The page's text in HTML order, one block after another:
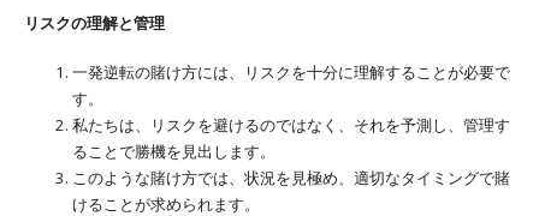
リスクの理解と管理
一発逆転の賭け方には、リスクを十分に理解することが必要で
す。
私たちは、リスクを避けるのではなく、それを予測し、管理す
ることで勝機を見出します。
このような賭け方では、状況を見極め、適切なタイミングで賭
けることが求められます。